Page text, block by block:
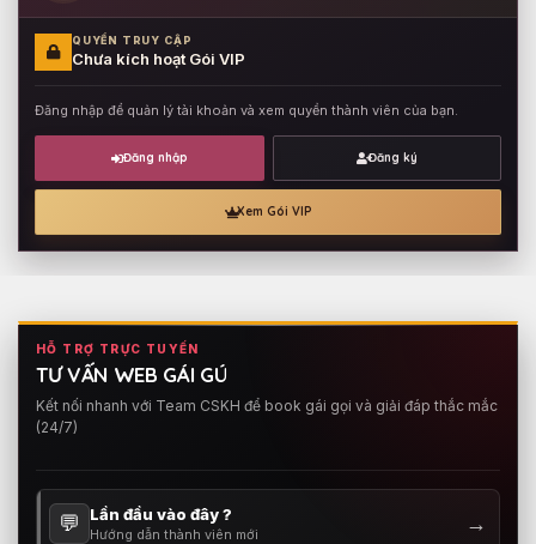
QUYỀN TRUY CẬP
Chưa kích hoạt Gói VIP
Đăng nhập để quản lý tài khoản và xem quyền thành viên của bạn.
Đăng nhập Đăng ký
Xem Gói VIP
HỖ TRỢ TRỰC TUYẾN
TƯ VẤN WEB GÁI GÚ
Kết nối nhanh với Team CSKH để book gái gọi và giải đáp thắc mắc
(24/7)
💬 Lần đầu vào đây ?
Hướng dẫn thành viên mới →